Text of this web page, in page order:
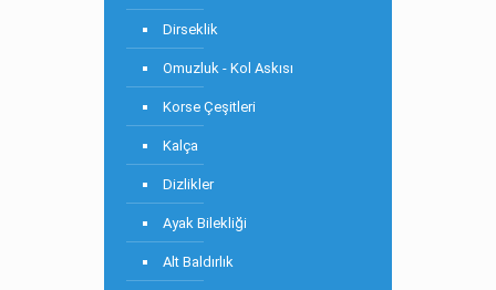
Dirseklik
Omuzluk - Kol Askısı
Korse Çeşitleri
Kalça
Dizlikler
Ayak Bilekliği
Alt Baldırlık